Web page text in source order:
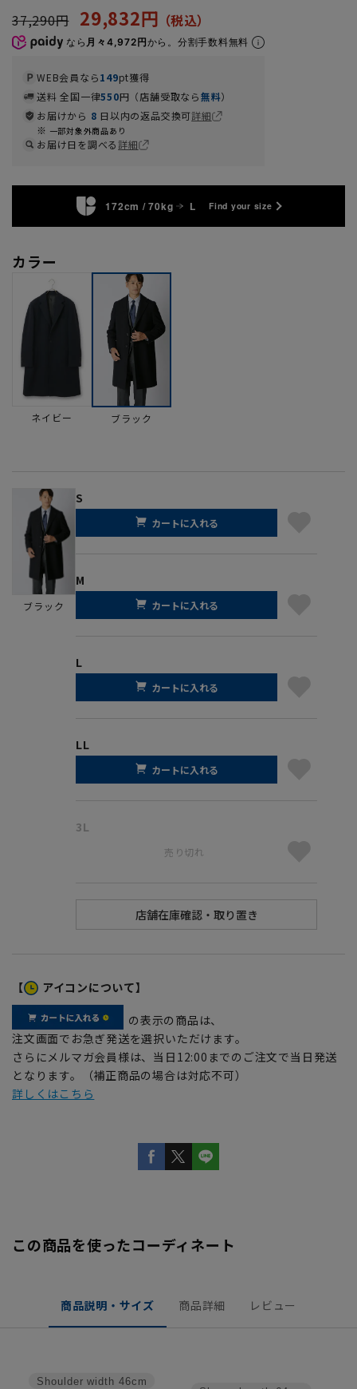
37,290円
29,832円
なら 月々4,972円から。分割手数料無料
WEB会員なら149pt獲得
送料 全国一律550円（店舗受取なら無料）
お届けから 8 日以内の返品交換可詳細
一部対象外商品あり
お届け日を調べる詳細
172cm / 70kg L Find your size
カラー
ネイビー ブラック
ブラック
S
カートに入れる
M
カートに入れる
L
カートに入れる
LL
カートに入れる
3L
売り切れ
【 アイコンについて】
の表示の商品は、
注文画面でお急ぎ発送を選択いただけます。
さらにメルマガ会員様は、当日12:00までのご注文で当日発送
となります。（補正商品の場合は対応不可）
詳しくはこちら
この商品を使ったコーディネート
商品説明・サイズ 商品詳細 レビュー
Shoulder width 46cm